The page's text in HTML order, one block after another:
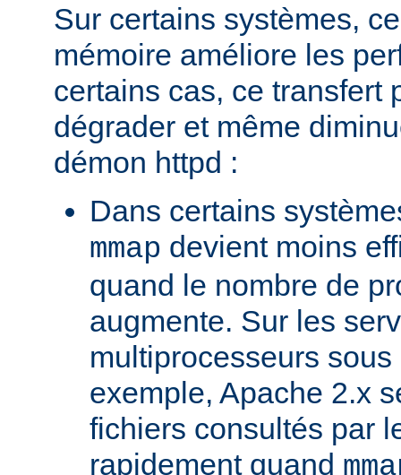
Sur certains systèmes,
mémoire améliore les
certains cas, ce transfert
dégrader et même
démon httpd :
Dans certains
mmap devient moins
quand le nombre de
augmente. Sur les
multiprocesseurs
exemple, Apache 2.x
fichiers consultés par
rapidement quand